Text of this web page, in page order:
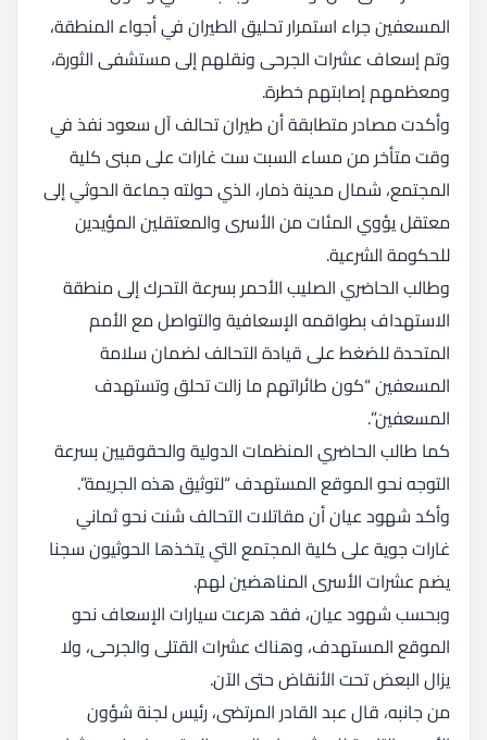
المسعفين جراء استمرار تحليق الطيران في أجواء المنطقة،
وتم إسعاف عشرات الجرحى ونقلهم إلى مستشفى الثورة،
ومعظمهم إصابتهم خطرة.
وأكدت مصادر متطابقة أن طيران تحالف آل سعود نفذ في
وقت متأخر من مساء السبت ست غارات على مبنى كلية
المجتمع، شمال مدينة ذمار، الذي حولته جماعة الحوثي إلى
معتقل يؤوي المئات من الأسرى والمعتقلين المؤيدين
للحكومة الشرعية.
وطالب الحاضري الصليب الأحمر بسرعة التحرك إلى منطقة
الاستهداف بطواقمه الإسعافية والتواصل مع الأمم
المتحدة للضغط على قيادة التحالف لضمان سلامة
المسعفين “كون طائراتهم ما زالت تحلق وتستهدف
المسعفين”.
كما طالب الحاضري المنظمات الدولية والحقوقيين بسرعة
التوجه نحو الموقع المستهدف “لتوثيق هذه الجريمة”.
وأكد شهود عيان أن مقاتلات التحالف شنت نحو ثماني
غارات جوية على كلية المجتمع التي يتخذها الحوثيون سجنا
يضم عشرات الأسرى المناهضين لهم.
وبحسب شهود عيان، فقد هرعت سيارات الإسعاف نحو
الموقع المستهدف، وهناك عشرات القتلى والجرحى، ولا
يزال البعض تحت الأنقاض حتى الآن.
من جانبه، قال عبد القادر المرتضى، رئيس لجنة شؤون